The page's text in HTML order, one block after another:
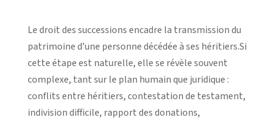
Le droit des successions encadre la transmission du
patrimoine d’une personne décédée à ses héritiers.Si
cette étape est naturelle, elle se révèle souvent
complexe, tant sur le plan humain que juridique :
conflits entre héritiers, contestation de testament,
indivision difficile, rapport des donations,